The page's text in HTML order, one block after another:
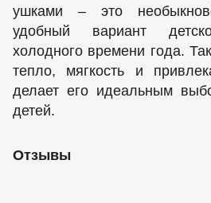
ушками – это
удобный вариант
холодного времени года.
тепло, мягкость и
делает его идеальным
детей.
Отзывы